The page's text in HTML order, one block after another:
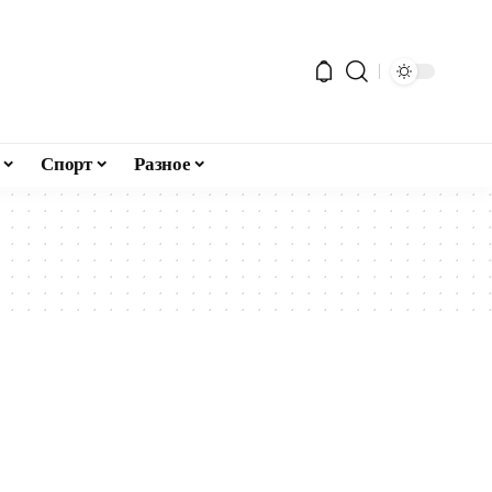
Спорт Разное